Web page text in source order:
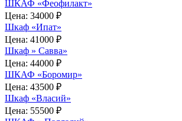
ШКАФ «Феофилакт»
Цена: 34000 ₽
Шкаф «Ипат»
Цена: 41000 ₽
Шкаф » Савва»
Цена: 44000 ₽
ШКАФ «Боромир»
Цена: 43500 ₽
Шкаф «Власий»
Цена: 55500 ₽